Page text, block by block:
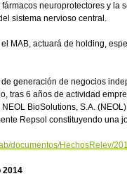
neuroprotectores y
sistema nervioso central.
MAB, actuará de holding,
generación de negocios
tras 6 años de actividad
BioSolutions, S.A.
Repsol constituyendo una
documentos/HechosRelev/
2014